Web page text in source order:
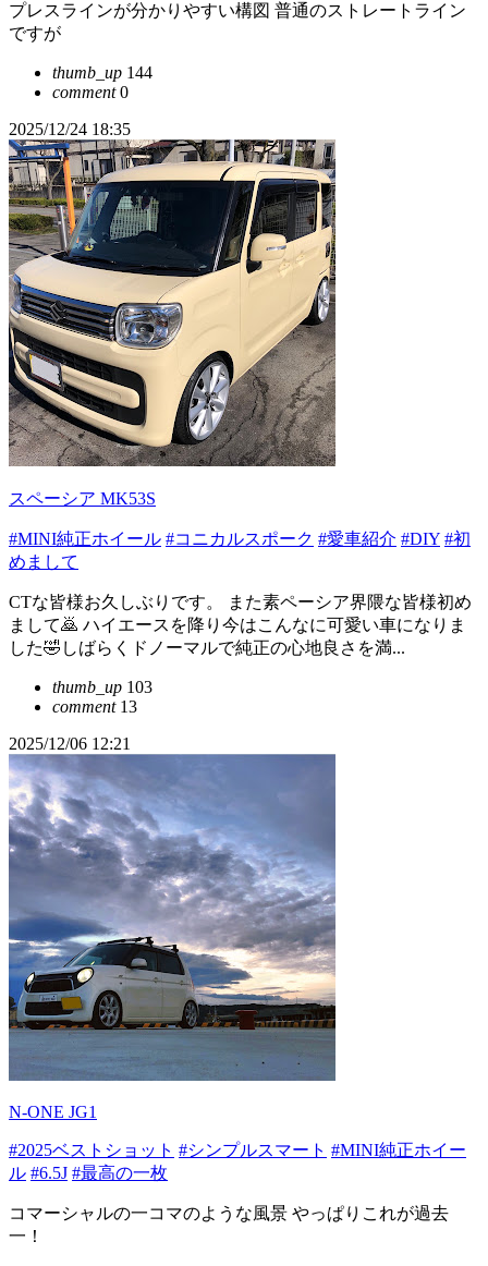
プレスラインが分かりやすい構図 普通のストレートライン
ですが
thumb_up 144
comment0
2025/12/24 18:35
スペーシア MK53S
#MINI純正ホイール #コニカルスポーク #愛車紹介 #DIY #初
めまして
CTな皆様お久しぶりです。 また素ペーシア界隈な皆様初め
まして🙇 ハイエースを降り今はこんなに可愛い車になりま
した🤣しばらくドノーマルで純正の心地良さを満...
thumb_up 103
comment13
2025/12/06 12:21
N-ONE JG1
#2025ベストショット #シンプルスマート #MINI純正ホイー
ル #6.5J #最高の一枚
コマーシャルの一コマのような風景 やっぱりこれが過去
一！